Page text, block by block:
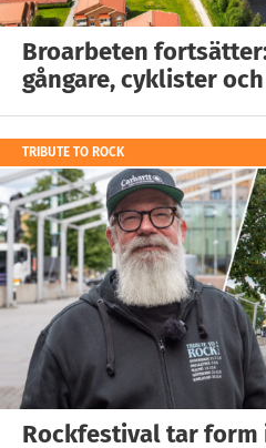
Broarbeten
gångare, cyklister
TRIBUTE TO ROCK
Rockfestival tar form